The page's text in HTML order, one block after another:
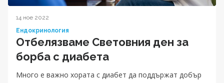
14 ное 2022
Ендокринология
Отбелязваме Световния ден за
борба с диабета
Много е важно хората с диабет да поддържат добър